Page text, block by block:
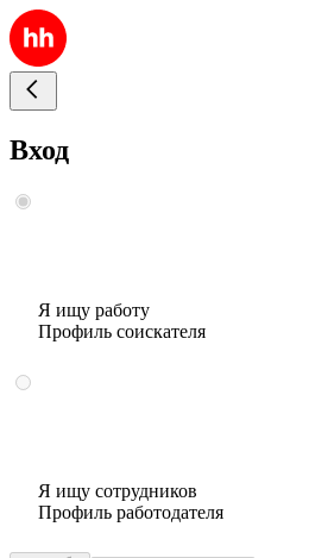
Вход
Я ищу работу
Профиль соискателя
Я ищу сотрудников
Профиль работодателя